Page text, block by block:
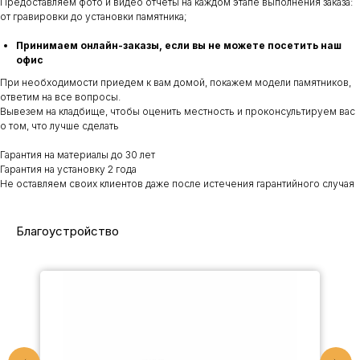
от гравировки до установки памятника;
Принимаем онлайн-заказы, если вы не можете посетить наш
офис
При необходимости приедем к вам домой, покажем модели памятников,
ответим на все вопросы.
Вывезем на кладбище, чтобы оценить местность и проконсультируем вас
о том, что лучше сделать
Гарантия на материалы до 30 лет
Гарантия на установку 2 года
Не оставляем своих клиентов даже после истечения гарантийного случая
Благоустройство